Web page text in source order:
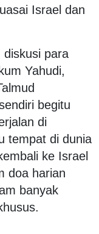
Israel dan
diskusi para
Yahudi,
begitu
di
tempat di dunia
ke Israel
doa harian
banyak